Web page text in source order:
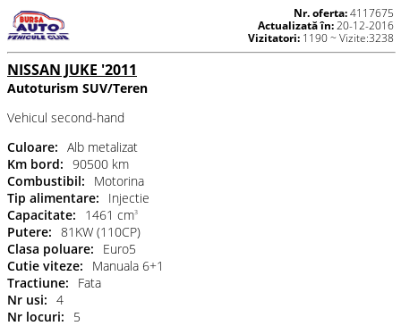
Nr. oferta:4117675
Actualizată în:20-12-2016
Vizitatori: 1190 ~ Vizite:3238
NISSAN JUKE '2011
Autoturism SUV/Teren
Vehicul second-hand
Culoare: Alb metalizat
Km bord: 90500 km
Combustibil:
Motorina
Tip alimentare:
Injectie
Capacitate:
1461 cm3
Putere: 81KW (110CP)
Clasa poluare:
Euro5
Cutie viteze:
Manuala 6+1
Tractiune:
Fata
Nr usi: 4
Nr locuri:
5